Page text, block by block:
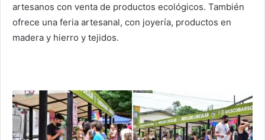
artesanos con venta de productos ecológicos. También
ofrece una feria artesanal, con joyería, productos en
madera y hierro y tejidos.